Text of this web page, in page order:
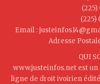
(225)
(225)
Email :
Adresse
QUI
www.justeinfos.net est
ligne de droit ivoirien